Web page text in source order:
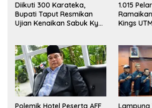
Diikuti 300 Karateka,
Bupati Taput Resmikan
Ujian Kenaikan Sabuk Kyu
1.015
Kings
Polemik Hotel Peserta AFF
Lampung